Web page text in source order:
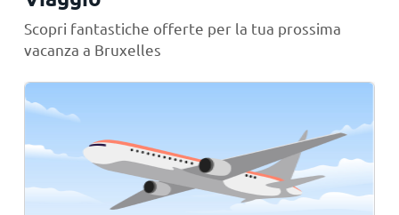
Scopri fantastiche offerte per la tua prossima
vacanza a Bruxelles